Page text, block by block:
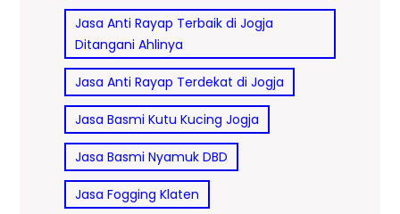
Jasa Anti Rayap Terbaik di Jogja
Ditangani Ahlinya
Jasa Anti Rayap Terdekat di Jogja
Jasa Basmi Kutu Kucing Jogja
Jasa Basmi Nyamuk DBD
Jasa Fogging Klaten